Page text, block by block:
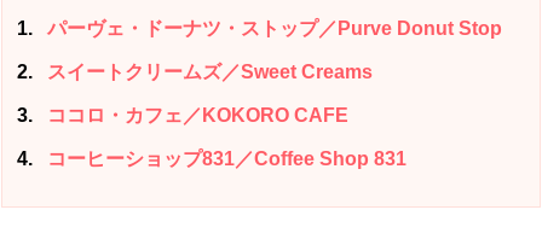
1 パーヴェ・ドーナツ・ストップ／Purve Donut Stop
2 スイートクリームズ／Sweet Creams
3 ココロ・カフェ／KOKORO CAFE
4 コーヒーショップ831／Coffee Shop 831